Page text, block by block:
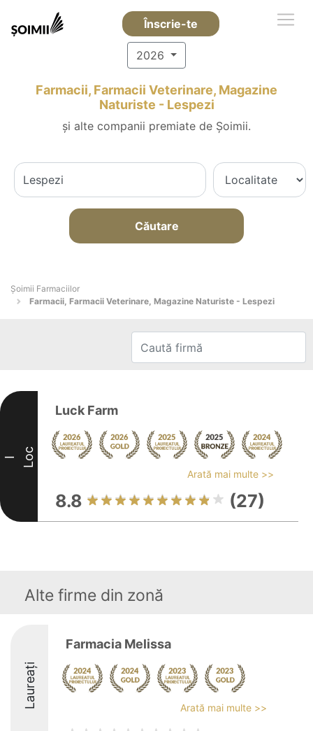
Înscrie-te
2026
Farmacii, Farmacii Veterinare, Magazine
Naturiste - Lespezi
și alte companii premiate de Șoimii.
Căutare
Şoimii Farmaciilor
Farmacii, Farmacii Veterinare, Magazine Naturiste - Lespezi
I Loc
Luck Farm
Arată mai multe >>
8.8 (27)
Alte firme din zonă
Laureați
Farmacia Melissa
Arată mai multe >>